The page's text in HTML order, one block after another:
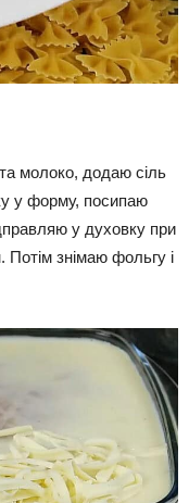
молоко, додаю сіль
у форму, посипаю
у духовку при
Потім знімаю фольгу і